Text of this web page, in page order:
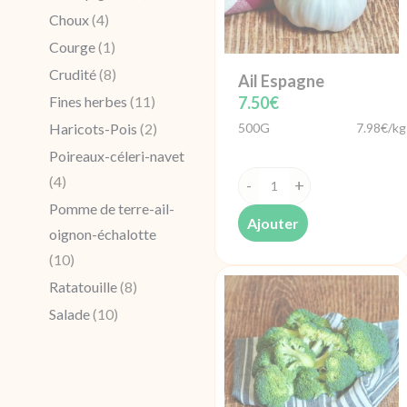
Ail Espagne
7.50€
500G 7.98€/kg
quantité
de
Ail
Espagne
Ajouter
Choux(4)
Courge(1)
Crudité(8)
Fines herbes (11)
Haricots-Pois (2)
Poireaux-céleri-navet
(4)
Pomme de terre-ail-
oignon-échalotte
(10)
Ratatouille(8)
Salade(10)